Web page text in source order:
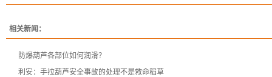
相关新闻：
防爆葫芦各部位如何润滑？
利安：手拉葫芦安全事故的处理不是救命稻草